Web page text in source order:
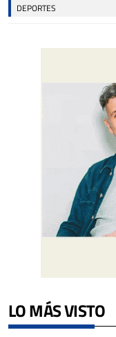
DEPORTES
LO MÁS VISTO